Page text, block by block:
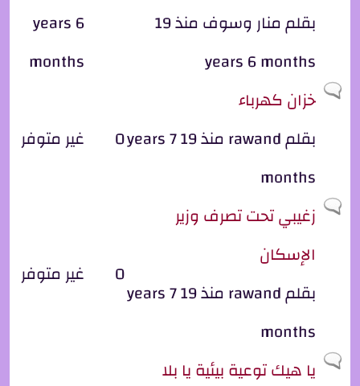
بقلممنار وسوف
منذ 19
years 6 months
years 6
months
موضوع عادي
خزان كهرباء
بقلمrawand
منذ 19 years 7
months
0 غير متوفر
موضوع عادي
زغيبي تحت تصرف وزير
الإسكان
بقلمrawand
منذ 19 years 7
months
0 غير متوفر
موضوع عادي
يا هيك توعية بيئية يا بلا